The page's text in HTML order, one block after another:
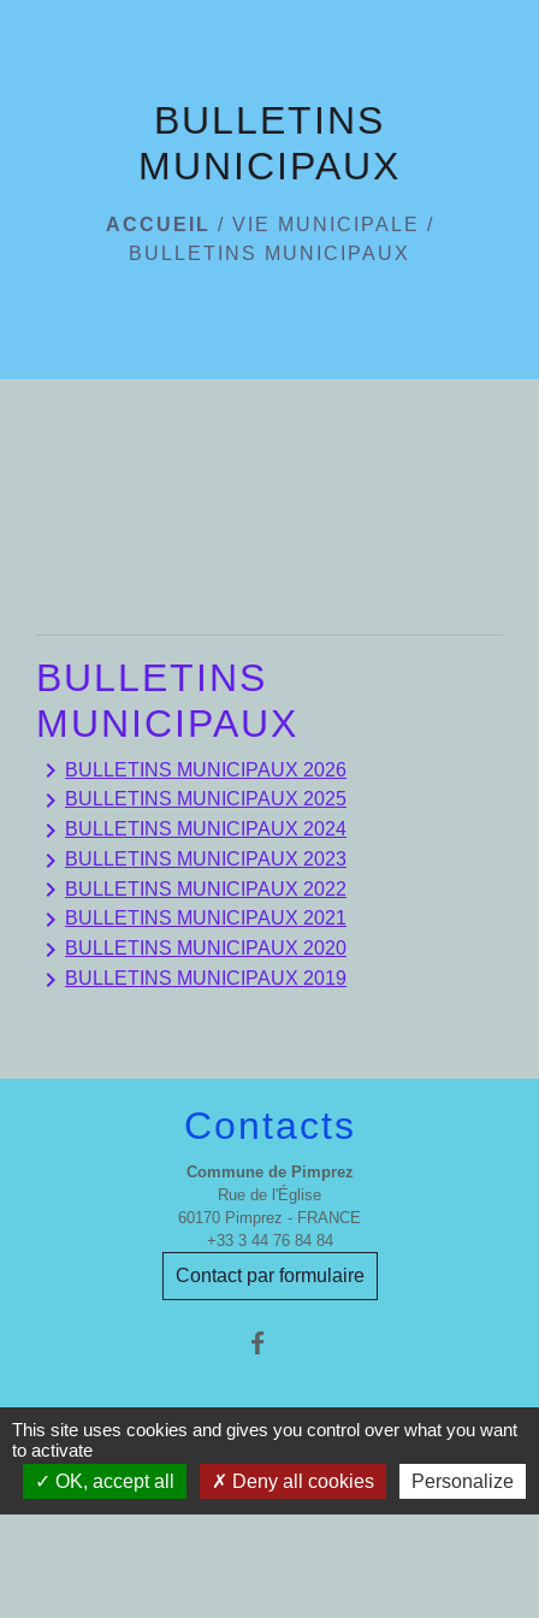
BULLETINS
MUNICIPAUX
ACCUEIL / VIE MUNICIPALE /
BULLETINS MUNICIPAUX
BULLETINS
MUNICIPAUX
keyboard_arrow_right BULLETINS MUNICIPAUX 2026
keyboard_arrow_right BULLETINS MUNICIPAUX 2025
keyboard_arrow_right BULLETINS MUNICIPAUX 2024
keyboard_arrow_right BULLETINS MUNICIPAUX 2023
keyboard_arrow_right BULLETINS MUNICIPAUX 2022
keyboard_arrow_right BULLETINS MUNICIPAUX 2021
keyboard_arrow_right BULLETINS MUNICIPAUX 2020
keyboard_arrow_right BULLETINS MUNICIPAUX 2019
Contacts
Commune de Pimprez
Rue de l'Église
60170 Pimprez - FRANCE
+33 3 44 76 84 84
Contact par formulaire
Mentions légales - Politique de confidentialité
Accessibilité - Plan du site - Gestion des cookies
This site uses cookies and gives you control over what you want
to activate
OK, accept all
Deny all cookies Personalize